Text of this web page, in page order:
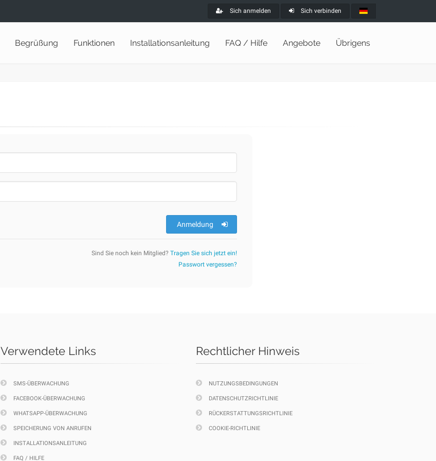
Sich anmelden Sich verbinden
Begrüßung Funktionen Installationsanleitung FAQ / Hilfe Angebote Übrigens
Anmeldung
Sind Sie noch kein Mitglied? Tragen Sie sich jetzt ein!
Passwort vergessen?
Verwendete Links
SMS-ÜBERWACHUNG
FACEBOOK-ÜBERWACHUNG
WHATSAPP-ÜBERWACHUNG
SPEICHERUNG VON ANRUFEN
INSTALLATIONSANLEITUNG
FAQ / HILFE
Rechtlicher Hinweis
NUTZUNGSBEDINGUNGEN
DATENSCHUTZRICHTLINIE
RÜCKERSTATTUNGSRICHTLINIE
COOKIE-RICHTLINIE